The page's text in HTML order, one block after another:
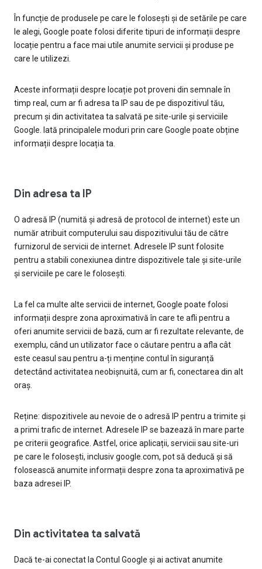
În funcție de produsele pe care le folosești și de setările pe care
le alegi, Google poate folosi diferite tipuri de informații despre
locație pentru a face mai utile anumite servicii și produse pe
care le utilizezi.
Aceste informații despre locație pot proveni din semnale în
timp real, cum ar fi adresa ta IP sau de pe dispozitivul tău,
precum și din activitatea ta salvată pe site-urile și serviciile
Google. Iată principalele moduri prin care Google poate obține
informații despre locația ta.
Din adresa ta IP
O adresă IP (numită și adresă de protocol de internet) este un
număr atribuit computerului sau dispozitivului tău de către
furnizorul de servicii de internet. Adresele IP sunt folosite
pentru a stabili conexiunea dintre dispozitivele tale și site-urile
și serviciile pe care le folosești.
La fel ca multe alte servicii de internet, Google poate folosi
informații despre zona aproximativă în care te afli pentru a
oferi anumite servicii de bază, cum ar fi rezultate relevante, de
exemplu, când un utilizator face o căutare pentru a afla cât
este ceasul sau pentru a-ți menține contul în siguranță
detectând activitatea neobișnuită, cum ar fi, conectarea din alt
oraș.
Reține: dispozitivele au nevoie de o adresă IP pentru a trimite și
a primi trafic de internet. Adresele IP se bazează în mare parte
pe criterii geografice. Astfel, orice aplicații, servicii sau site-uri
pe care le folosești, inclusiv google.com, pot să deducă și să
folosească anumite informații despre zona ta aproximativă pe
baza adresei IP.
Din activitatea ta salvată
Dacă te-ai conectat la Contul Google și ai activat anumite